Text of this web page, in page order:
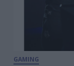
GAMING